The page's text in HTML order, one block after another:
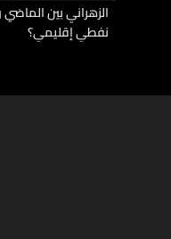
الزهراني بين
نفطي إقليمي؟